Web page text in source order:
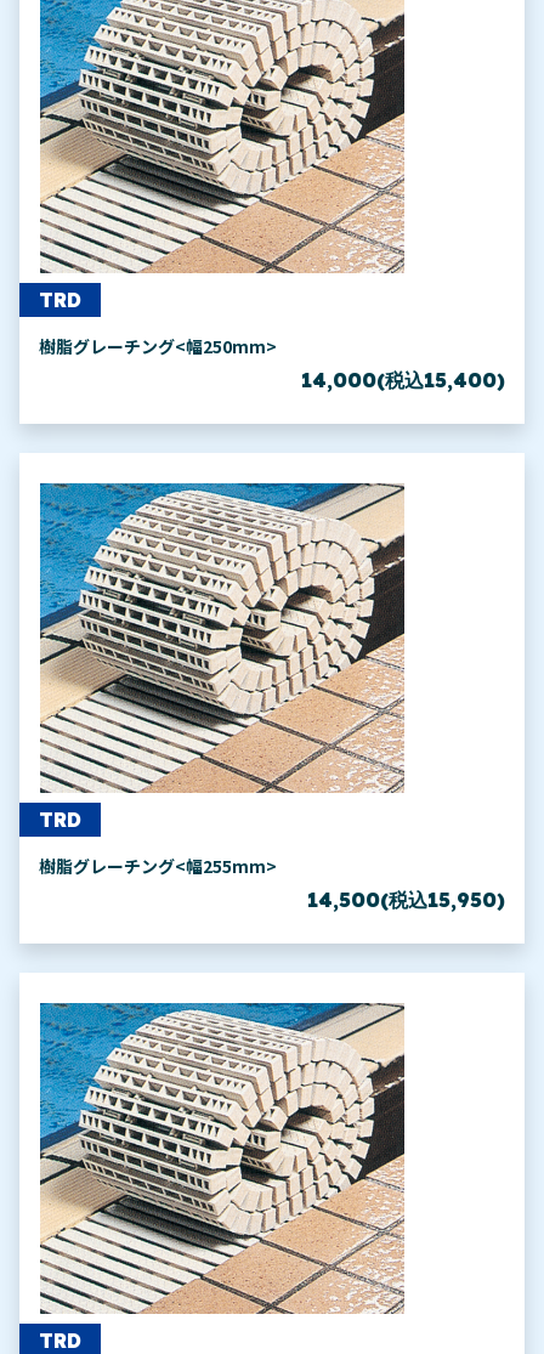
TRD
樹脂グレーチング<幅250mm>
14,000(税込15,400)
TRD
樹脂グレーチング<幅255mm>
14,500(税込15,950)
TRD